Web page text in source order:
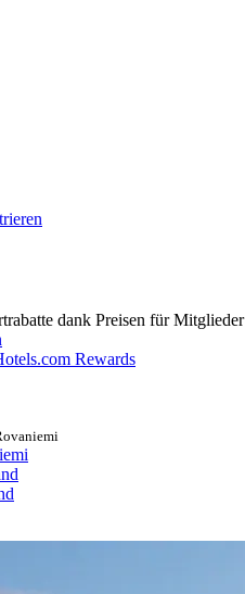
dank Preisen für Mitglieder
Rewards